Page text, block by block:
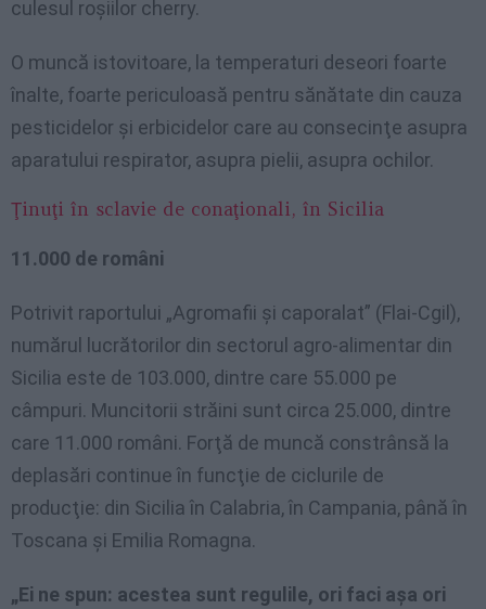
culesul roşiilor cherry.
O muncă istovitoare, la temperaturi deseori foarte
înalte, foarte periculoasă pentru sănătate din cauza
pesticidelor şi erbicidelor care au consecinţe asupra
aparatului respirator, asupra pielii, asupra ochilor.
Ţinuţi în sclavie de conaţionali, în Sicilia
11.000 de români
Potrivit raportului „Agromafii şi caporalat” (Flai-Cgil),
numărul lucrătorilor din sectorul agro-alimentar din
Sicilia este de 103.000, dintre care 55.000 pe
câmpuri. Muncitorii străini sunt circa 25.000, dintre
care 11.000 români. Forţă de muncă constrânsă la
deplasări continue în funcţie de ciclurile de
producţie: din Sicilia în Calabria, în Campania, până în
Toscana şi Emilia Romagna.
„Ei ne spun: acestea sunt regulile, ori faci aşa ori